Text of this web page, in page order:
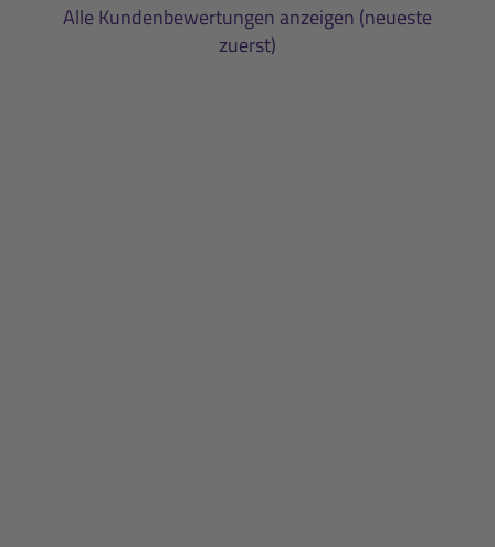
Alle Kundenbewertungen anzeigen (neueste
zuerst)